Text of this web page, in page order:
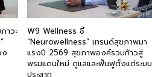
าวะ
ง
W9 Wellness ชี้
“Neurowellness” เทรนด์สุขภาพมา
แรงปี 2569 สุขภาพองค์รวมก้าวสู่
พรมแดนใหม่ ดูแลและฟื้นฟูตั้งแต่ระบบ
ประสาท